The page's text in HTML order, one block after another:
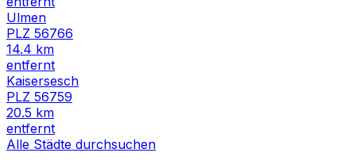
Ulmen
PLZ 56766
14.4 km
entfernt
Kaisersesch
PLZ 56759
20.5 km
entfernt
Alle Städte durchsuchen